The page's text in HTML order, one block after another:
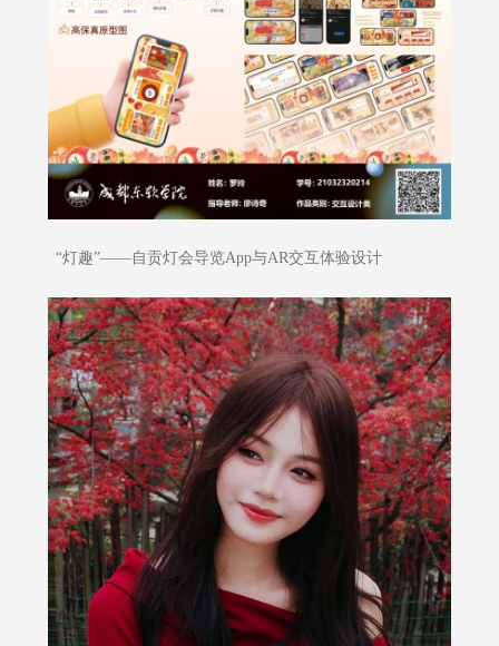
“灯趣”——自贡灯会导览App与AR交互体验设计